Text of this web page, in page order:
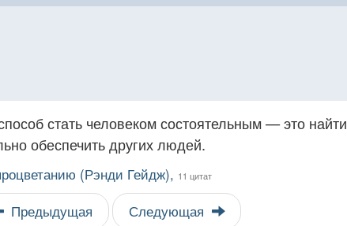
стать человеком состоятельным — это найти
обеспечить других людей.
(Рэнди Гейдж), 11 цитат
Предыдущая Следующая